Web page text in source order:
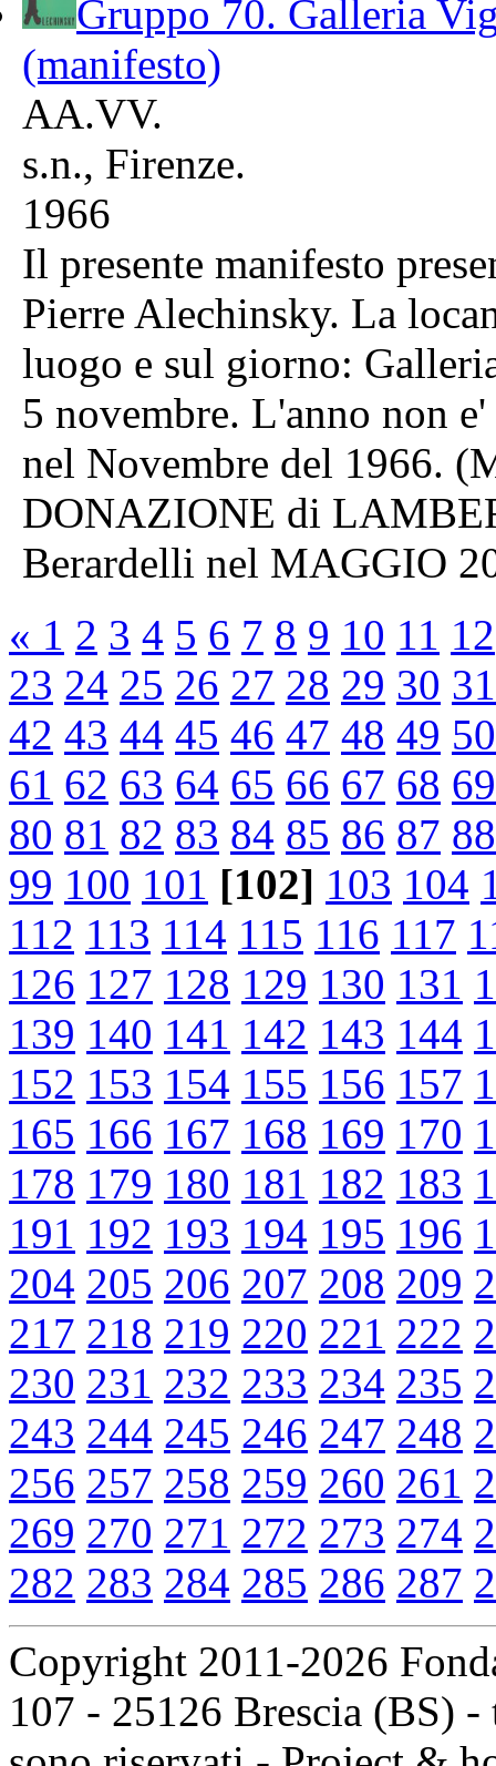
Gruppo 70. Galleria
(manifesto)
AA.VV.
s.n., Firenze.
1966
Il presente manifesto
Pierre Alechinsky. La
luogo e sul giorno:
5 novembre. L'anno non
nel Novembre del 1966.
DONAZIONE di
Berardelli nel MAGGIO
« 1 2 3 4 5 6 7 8 9 10 11 12
23 24 25 26 27 28 29 30 31
42 43 44 45 46 47 48 49 50
61 62 63 64 65 66 67 68 69
80 81 82 83 84 85 86 87 88
99 100 101 [102] 103 104
112 113 114 115 116 117
126 127 128 129 130 131
139 140 141 142 143 144
152 153 154 155 156 157
165 166 167 168 169 170
178 179 180 181 182 183
191 192 193 194 195 196
204 205 206 207 208 209
217 218 219 220 221 222
230 231 232 233 234 235
243 244 245 246 247 248
256 257 258 259 260 261
269 270 271 272 273 274
282 283 284 285 286 287
Copyright 2011-2026
107 - 25126 Brescia (BS)